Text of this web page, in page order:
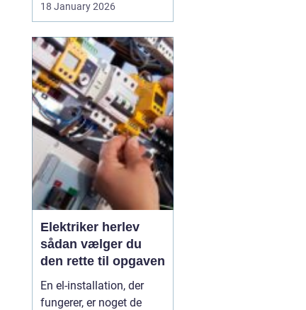
starter det med hygge,
at dæmpe uro og svære
følelser på. Langsomt
flytter alkoholen græns...
18 January 2026
Elektriker herlev
sådan vælger du
den rette til opgaven
En el-installation, der
fungerer, er noget de